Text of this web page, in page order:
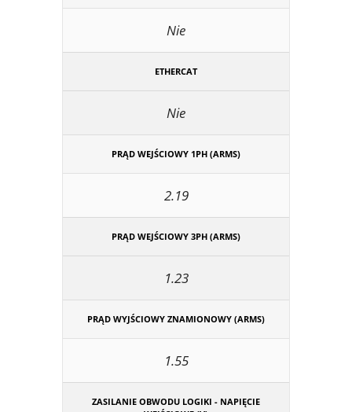
Nie
ETHERCAT
Nie
PRĄD WEJŚCIOWY 1PH (ARMS)
2.19
PRĄD WEJŚCIOWY 3PH (ARMS)
1.23
PRĄD WYJŚCIOWY ZNAMIONOWY (ARMS)
1.55
ZASILANIE OBWODU LOGIKI - NAPIĘCIE